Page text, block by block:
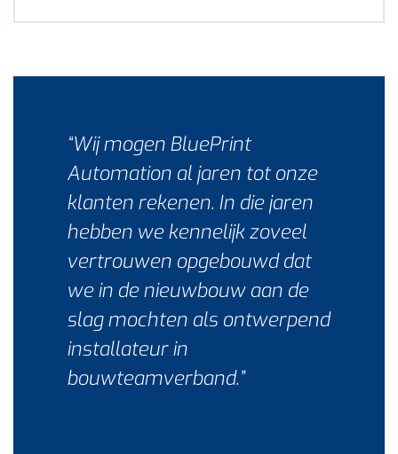
“Wij mogen BluePrint
Automation al jaren tot onze
klanten rekenen. In die jaren
hebben we kennelijk zoveel
vertrouwen opgebouwd dat
we in de nieuwbouw aan de
slag mochten als ontwerpend
installateur in
bouwteamverband.”